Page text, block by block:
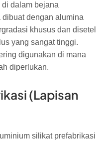
dalam bejana
dengan alumina
khusus dan disetel
yang sangat tinggi.
digunakan di mana
diperlukan.
(lapisan
silikat prefabrikasi